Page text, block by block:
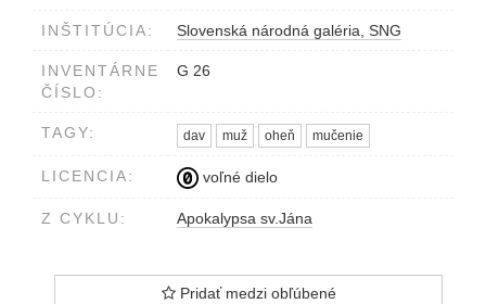
INŠTITÚCIA: Slovenská národná galéria, SNG
INVENTÁRNE
ČÍSLO:
G 26
TAGY: dav muž oheň mučenie
LICENCIA: voľné dielo
Z CYKLU: Apokalypsa sv.Jána
Pridať medzi obľúbené